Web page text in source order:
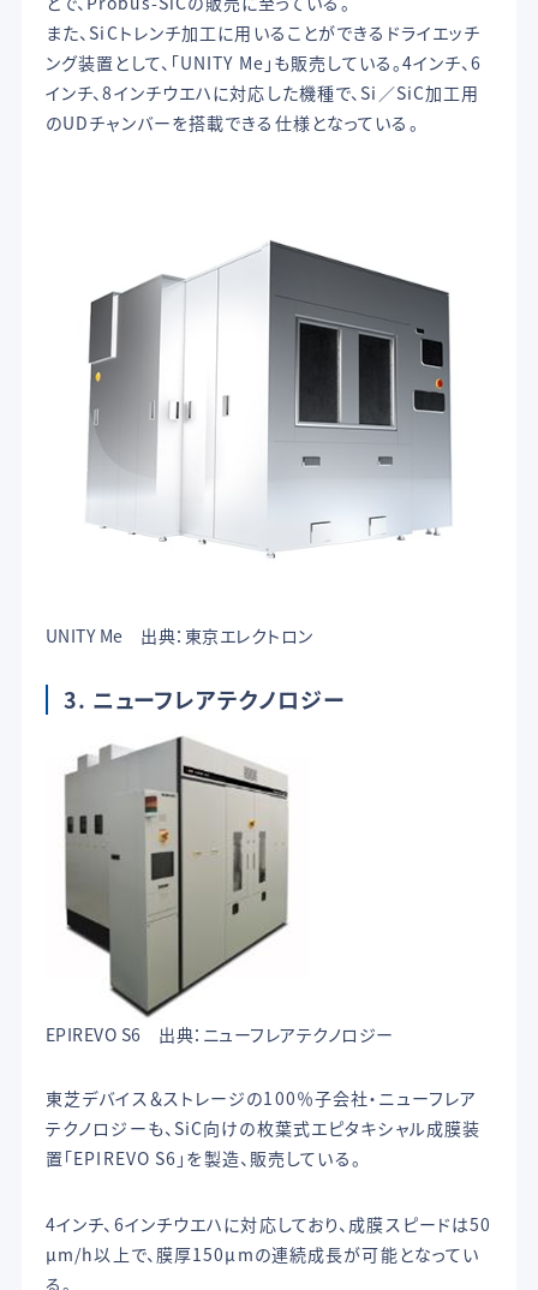
また、SiCトレンチ加工に用いることができるドライエッチ
ング装置として、「UNITY Me」も販売している。4インチ、6
インチ、8インチウエハに対応した機種で、Si／SiC加工用
のUDチャンバーを搭載できる仕様となっている。
UNITY Me 出典：東京エレクトロン
3. ニューフレアテクノロジー
EPIREVO S6 出典：ニューフレアテクノロジー
東芝デバイス＆ストレージの100％子会社・ニューフレア
テクノロジーも、SiC向けの枚葉式エピタキシャル成膜装
置「EPIREVO S6」を製造、販売している。
4インチ、6インチウエハに対応しており、成膜スピードは50
µm/h以上で、膜厚150µmの連続成長が可能となってい
る。